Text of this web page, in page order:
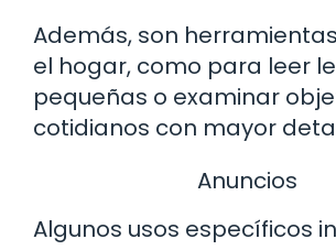
Además, son
el hogar, como para leer
pequeñas o examinar
cotidianos con mayor
Anuncios
Algunos usos específicos